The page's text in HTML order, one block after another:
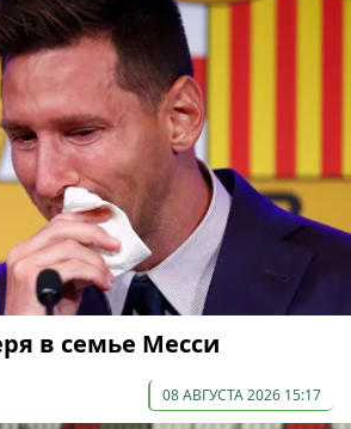
в семье Месси
08 АВГУСТА 2026 15:17